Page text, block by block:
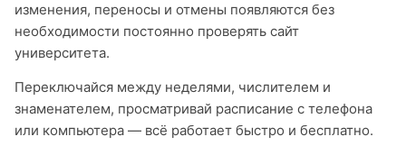
изменения, переносы и отмены появляются без
необходимости постоянно проверять сайт
университета.
Переключайся между неделями, числителем и
знаменателем, просматривай расписание с телефона
или компьютера — всё работает быстро и бесплатно.